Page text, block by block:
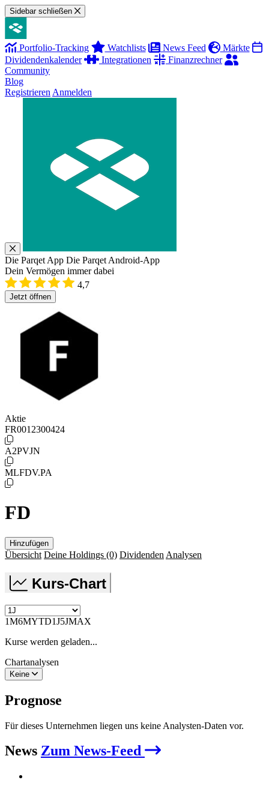
Sidebar schließen
Portfolio-Tracking Watchlists News Feed
Märkte
Dividendenkalender
Integrationen
Finanzrechner
Community
Blog
Registrieren Anmelden
Die Parqet App Die Parqet Android-App
Dein Vermögen immer dabei
4,7
Jetzt öffnen
Aktie
FR0012300424
A2PVJN
MLFDV.PA
FD
Hinzufügen
Übersicht Deine Holdings (0) Dividenden Analysen
Kurs-Chart
1M6MYTD1J5JMAX
Kurse werden geladen...
Chartanalysen
Keine
Prognose
Für dieses Unternehmen liegen uns keine Analysten-Daten vor.
News Zum News-Feed